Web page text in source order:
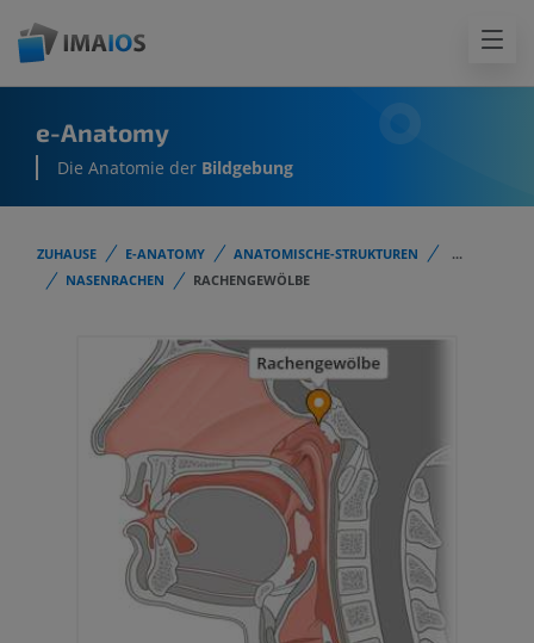
e-Anatomy
Die Anatomie der Bildgebung
ZUHAUSE E-ANATOMY ANATOMISCHE-STRUKTUREN
...
NASENRACHEN
RACHENGEWÖLBE